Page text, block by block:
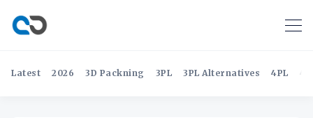
Latest 2026 3D Packning 3PL 3PL Alternatives 4PL